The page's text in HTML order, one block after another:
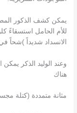
يمكن كشف الذكور
للأم الحامل استسقاءً
الانسداد شديداً )شحاً
وعند الوليد الذكر
هناك
مثانة متمددة (كتلة